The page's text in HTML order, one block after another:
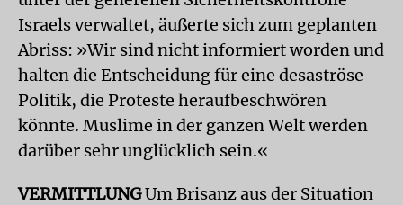
Israels verwaltet, äußerte sich zum geplanten
Abriss: »Wir sind nicht informiert worden und
halten die Entscheidung für eine desaströse
Politik, die Proteste heraufbeschwören
könnte. Muslime in der ganzen Welt werden
darüber sehr unglücklich sein.«
VERMITTLUNGUm Brisanz aus der Situation